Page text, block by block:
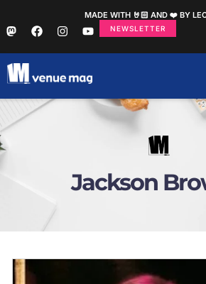
MADE WITH 🤘🏻 AND ❤️ BY
NEWSLETTER
Jackson